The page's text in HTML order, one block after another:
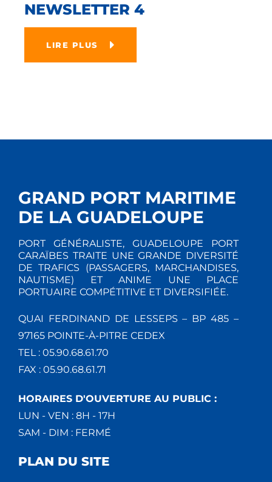
NEWSLETTER 4
LIRE PLUS
GRAND PORT MARITIME
DE LA GUADELOUPE
PORT GÉNÉRALISTE, GUADELOUPE PORT
CARAÏBES TRAITE UNE GRANDE DIVERSITÉ
DE TRAFICS (PASSAGERS, MARCHANDISES,
NAUTISME) ET ANIME UNE PLACE
PORTUAIRE COMPÉTITIVE ET DIVERSIFIÉE.
QUAI FERDINAND DE LESSEPS – BP 485 –
97165 POINTE-À-PITRE CEDEX
TEL : 05.90.68.61.70
FAX : 05.90.68.61.71
HORAIRES D'OUVERTURE AU PUBLIC :
LUN - VEN : 8H - 17H
SAM - DIM : FERMÉ
PLAN DU SITE